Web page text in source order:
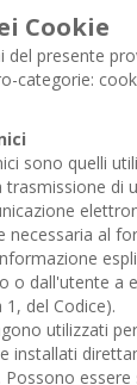
Cookie
del presente
categorie:
sono quelli
trasmissione di
necessaria al
o dall'utente a
del Codice).
utilizzati
installati
Possono essere